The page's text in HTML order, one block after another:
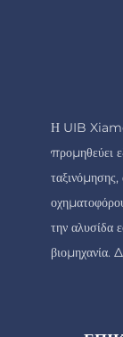
Η UIB
προμηθεύει
την αλυσίδα
βιομηχανία.